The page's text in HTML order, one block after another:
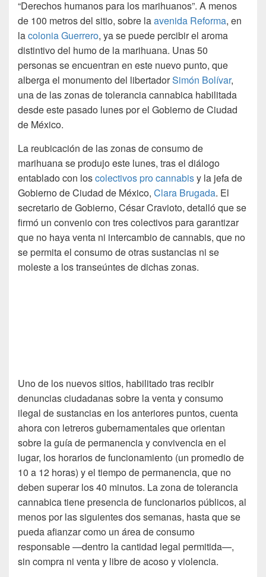
“Derechos humanos para los marihuanos”. A menos
de 100 metros del sitio, sobre laavenida Reforma, en
lacolonia Guerrero, ya se puede percibir el aroma
distintivo del humo de la marihuana. Unas 50
personas se encuentran en este nuevo punto, que
alberga el monumento del libertadorSimón Bolívar,
una de las zonas de tolerancia cannabica habilitada
desde este pasado lunes por el Gobierno de Ciudad
de México.
La reubicación de las zonas de consumo de
marihuana se produjo este lunes, tras el diálogo
entablado con loscolectivos pro cannabisy la jefa de
Gobierno de Ciudad de México, Clara Brugada. El
secretario de Gobierno, César Cravioto, detalló que se
firmó un convenio con tres colectivos para garantizar
que no haya venta ni intercambio de cannabis, que no
se permita el consumo de otras sustancias ni se
moleste a los transeúntes de dichas zonas.
Uno de los nuevos sitios, habilitado tras recibir
denuncias ciudadanas sobre la venta y consumo
ilegal de sustancias en los anteriores puntos, cuenta
ahora con letreros gubernamentales que orientan
sobre la guía de permanencia y convivencia en el
lugar, los horarios de funcionamiento (un promedio de
10 a 12 horas) y el tiempo de permanencia, que no
deben superar los 40 minutos. La zona de tolerancia
cannabica tiene presencia de funcionarios públicos, al
menos por las siguientes dos semanas, hasta que se
pueda afianzar como un área de consumo
responsable —dentro la cantidad legal permitida—,
sin compra ni venta y libre de acoso y violencia.